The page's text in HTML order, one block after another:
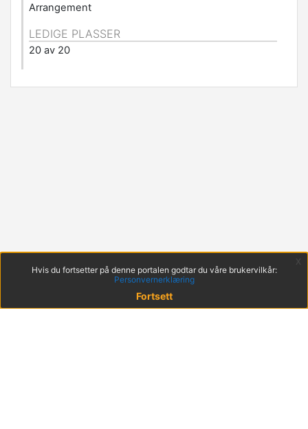
Arrangement
LEDIGE PLASSER
20 av 20
Hvis du fortsetter på denne portalen godtar du våre brukervilkår:
Personvernerklæring
Fortsett
x